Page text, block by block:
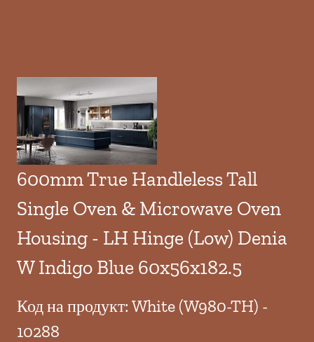
600mm True Handleless Tall
Single Oven & Microwave Oven
Housing - LH Hinge (Low) Denia
W Indigo Blue 60x56x182.5
Код на продукт: White (W980-TH) -
10288